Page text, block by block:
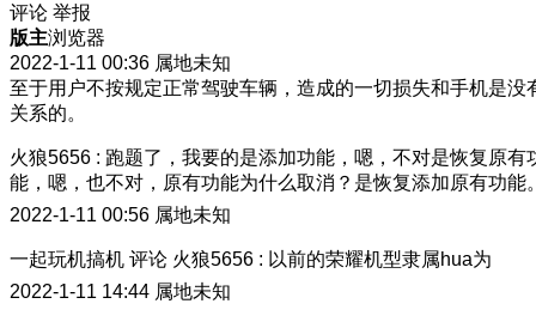
评论 举报
版主浏览器
2022-1-11 00:36 属地未知
至于用户不按规定正常驾驶车辆，造成的一切损失和手机是没
关系的。
火狼5656 : 跑题了，我要的是添加功能，嗯，不对是恢复原有
能，嗯，也不对，原有功能为什么取消？是恢复添加原有功能
2022-1-11 00:56 属地未知
一起玩机搞机 评论 火狼5656 : 以前的荣耀机型隶属hua为
2022-1-11 14:44 属地未知